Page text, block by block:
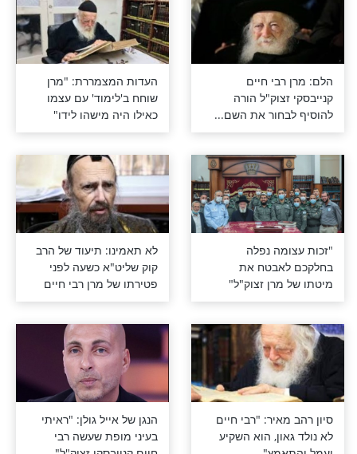
מתנה הביא רבי
זצוק"ל לרב
האלמנה ביקשה לכפר על
שגרמה בעקיפין למות
בעלה, מה ענה לה ר' חיים
קנייבסקי זצוק"ל?
חיים
הורה
את השם...
העדות המצמררת: "מרן
שוחח ב'לימוד' עם עצמו
כאילו היה מישהו לידו"